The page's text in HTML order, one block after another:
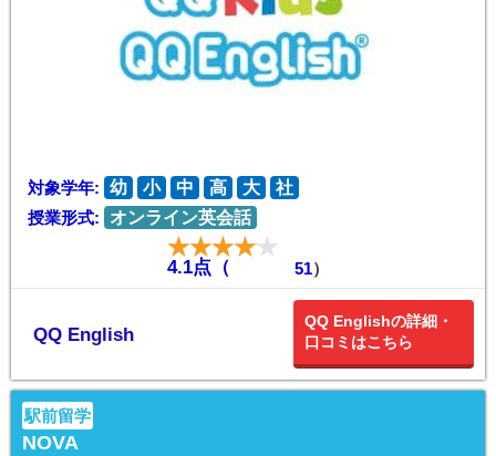
対象学年: 幼 小 中 高 大
社
授業形式:
オンライン英会話
4.1点（ 51）
QQ English
QQ Englishの詳細・
口コミはこちら
駅前留学
NOVA